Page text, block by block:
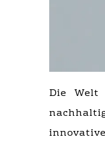
Die Welt